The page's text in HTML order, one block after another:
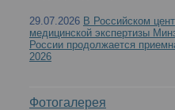
29.07.2026 В Российском
медицинской экспертизы
России продолжается
2026
Фотогалерея